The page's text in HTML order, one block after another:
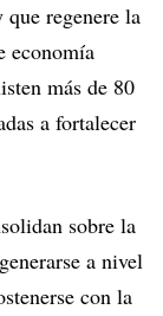
regenere la
economía
más de 80
a fortalecer
sobre la
a nivel
con la